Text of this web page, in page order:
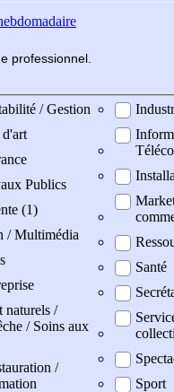
professionnel
/ Gestion
Publics
(1)
/ Multimédia
naturels /
/ Soins aux
/
Santé
Sport